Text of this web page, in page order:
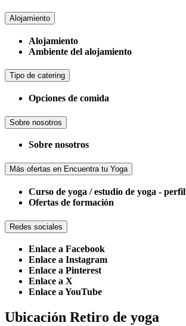
Alojamiento
Alojamiento
Ambiente del alojamiento
Tipo de catering
Opciones de comida
Sobre nosotros
Sobre nosotros
Más ofertas en Encuentra tu Yoga
Curso de yoga / estudio de yoga - perfil
Ofertas de formación
Redes sociales
Enlace a Facebook
Enlace a Instagram
Enlace a Pinterest
Enlace a X
Enlace a YouTube
Ubicación Retiro de yoga